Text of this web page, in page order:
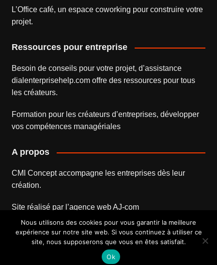
L’Office café, un espace coworking pour construire votre
projet.
Ressources pour entreprise
Besoin de conseils pour votre projet, d’assistance
dialenterprisehelp.comoffre des ressources pour tous
les créateurs.
Formation pour les créateurs d’entreprises, développer
vos compétences managériales
A propos
CMI Concept accompagne les entreprises dès leur
création.
Site réalisé par l’agence webAJ-com
Nous utilisons des cookies pour vous garantir la meilleure
expérience sur notre site web. Si vous continuez à utiliser ce
site, nous supposerons que vous en êtes satisfait.
Ok